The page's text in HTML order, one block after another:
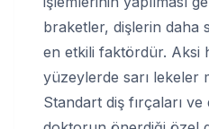
braketler, dişlerin daha
en etkili faktördür. Aksi
yüzeylerde sarı lekeler
Standart diş fırçaları